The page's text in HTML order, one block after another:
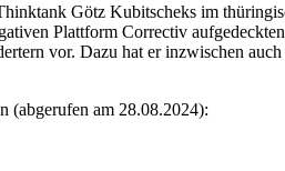
Götz Kubitscheks im
Plattform Correctiv
vor. Dazu hat er inzwischen
(abgerufen am 28.08.2024):